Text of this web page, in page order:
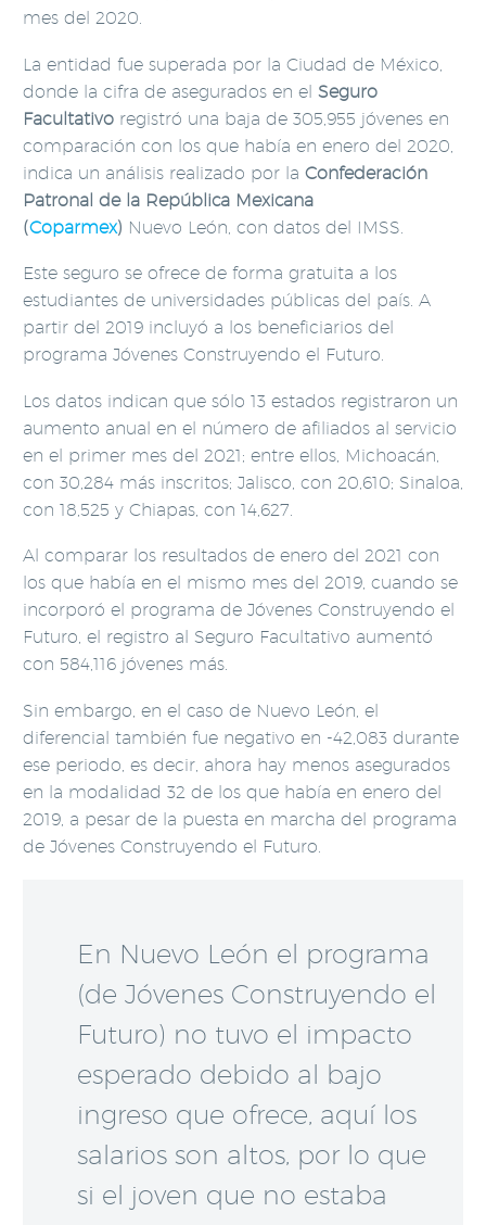
mes del 2020.
La entidad fue superada por la Ciudad de México,
donde la cifra de asegurados en el Seguro
Facultativo registró una baja de 305,955 jóvenes en
comparación con los que había en enero del 2020,
indica un análisis realizado por la Confederación
Patronal de la República Mexicana
(Coparmex) Nuevo León, con datos del IMSS.
Este seguro se ofrece de forma gratuita a los
estudiantes de universidades públicas del país. A
partir del 2019 incluyó a los beneficiarios del
programa Jóvenes Construyendo el Futuro.
Los datos indican que sólo 13 estados registraron un
aumento anual en el número de afiliados al servicio
en el primer mes del 2021; entre ellos, Michoacán,
con 30,284 más inscritos; Jalisco, con 20,610; Sinaloa,
con 18,525 y Chiapas, con 14,627.
Al comparar los resultados de enero del 2021 con
los que había en el mismo mes del 2019, cuando se
incorporó el programa de Jóvenes Construyendo el
Futuro, el registro al Seguro Facultativo aumentó
con 584,116 jóvenes más.
Sin embargo, en el caso de Nuevo León, el
diferencial también fue negativo en -42,083 durante
ese periodo, es decir, ahora hay menos asegurados
en la modalidad 32 de los que había en enero del
2019, a pesar de la puesta en marcha del programa
de Jóvenes Construyendo el Futuro.
En Nuevo León el programa
(de Jóvenes Construyendo el
Futuro) no tuvo el impacto
esperado debido al bajo
ingreso que ofrece, aquí los
salarios son altos, por lo que
si el joven que no estaba